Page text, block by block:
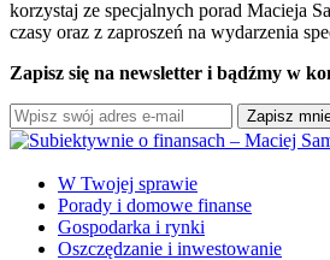
korzystaj ze specjalnych porad Macieja
czasy oraz z zaproszeń na wydarzenia
Zapisz się na newsletter i bądźmy w
Zapisz
W Twojej sprawie
Porady i domowe finanse
Gospodarka i rynki
Oszczędzanie i inwestowanie